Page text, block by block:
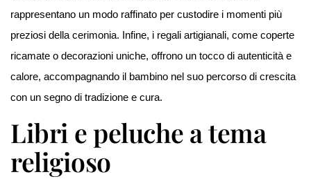
rappresentano un modo raffinato per custodire i momenti più
preziosi della cerimonia. Infine, i regali artigianali, come coperte
ricamate o decorazioni uniche, offrono un tocco di autenticità e
calore, accompagnando il bambino nel suo percorso di crescita
con un segno di tradizione e cura.
Libri e peluche a tema
religioso